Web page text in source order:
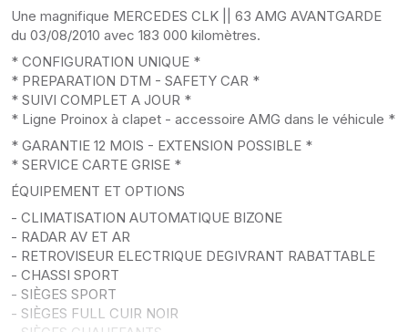
Une magnifique MERCEDES CLK || 63 AMG AVANTGARDE
du 03/08/2010 avec 183 000 kilomètres.
* CONFIGURATION UNIQUE *
* PREPARATION DTM - SAFETY CAR *
* SUIVI COMPLET A JOUR *
* Ligne Proinox à clapet - accessoire AMG dans le véhicule *
* GARANTIE 12 MOIS - EXTENSION POSSIBLE *
* SERVICE CARTE GRISE *
ÉQUIPEMENT ET OPTIONS
- CLIMATISATION AUTOMATIQUE BIZONE
- RADAR AV ET AR
- RETROVISEUR ELECTRIQUE DEGIVRANT RABATTABLE
- CHASSI SPORT
- SIÈGES SPORT
- SIÈGES FULL CUIR NOIR